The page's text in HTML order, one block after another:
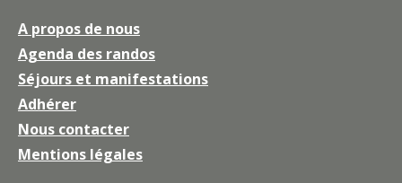
Facebook
s'ouvre
dans
une
nouvelle
fenêtre
A propos de nous
Agenda des randos
Séjours et manifestations
Adhérer
Nous contacter
Mentions légales